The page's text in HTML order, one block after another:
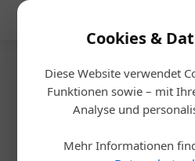
Cookies &
Diese Website verwendet
Funktionen sowie – mit
Analyse und
Mehr Informationen
Startseite/
Vorsteuerabzug
einem